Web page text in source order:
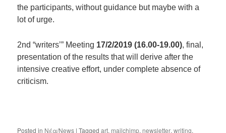
the participants, without guidance but maybe with a
lot of urge.
2nd “writers’” Meeting 17/2/2019 (16.00-19.00), final,
presentation of the results that will derive after the
intensive creative effort, under complete absence of
criticism.
Posted in Νέα/News |Tagged art, mailchimp, newsletter,writing,